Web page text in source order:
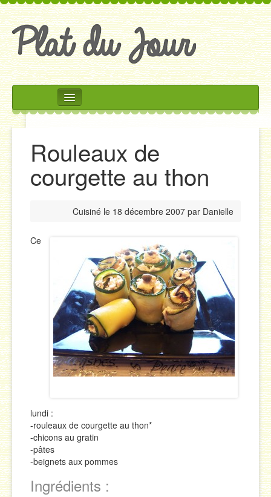
Rechercher
Accueil
Accompagnements
Plats
Soupes & Potages
Trucs & Astuces
Rouleaux de
courgette au thon
Cuisiné le 18 décembre 2007 par Danielle
Ce
lundi :
-rouleaux de courgette au thon*
-chicons au gratin
-pâtes
-beignets aux pommes
Ingrédients :